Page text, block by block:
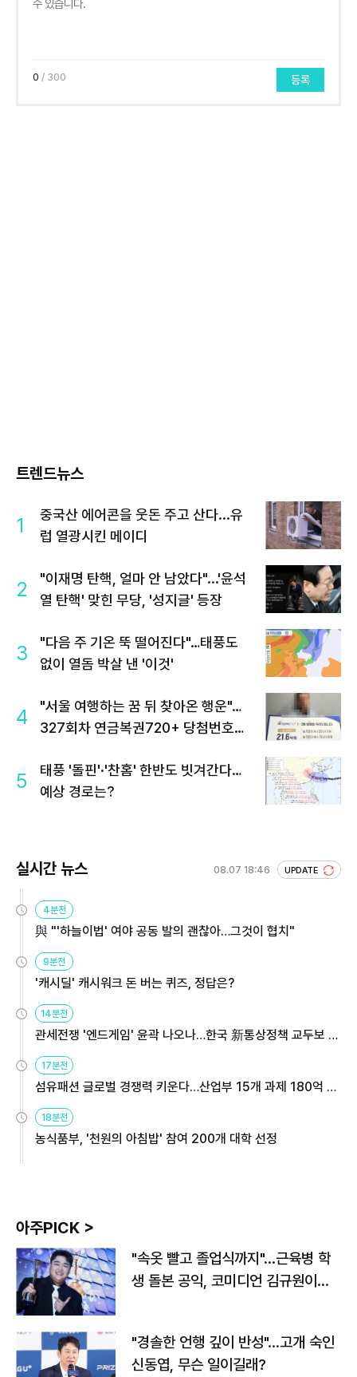
0 / 300 등록
트렌드뉴스
1
중국산 에어콘을 웃돈 주고 산다...유
럽 열광시킨 메이디
2
"이재명 탄핵, 얼마 안 남았다"...'윤석
열 탄핵' 맞힌 무당, '성지글' 등장
3
"다음 주 기온 뚝 떨어진다"…태풍도
없이 열돔 박살 낸 '이것'
4
"서울 여행하는 꿈 뒤 찾아온 행운"…
327회차 연금복권720+ 당첨번호조
5
태풍 '돌핀'·'찬홈' 한반도 빗겨간다…
예상 경로는?
실시간 뉴스 08.07 18:46 UPDATE
4분전
與 "'하늘이법' 여야 공동 발의 괜찮아…그것이 협치"
9분전
'캐시딜' 캐시워크 돈 버는 퀴즈, 정답은?
14분전
관세전쟁 '엔드게임' 윤곽 나오나…한국 新통상정책 교두보 활
용해야
17분전
섬유패션 글로벌 경쟁력 키운다…산업부 15개 과제 180억 지
원
18분전
농식품부, '천원의 아침밥' 참여 200개 대학 선정
아주PICK >
"속옷 빨고 졸업식까지"…근육병 학
생 돌본 공익, 코미디언 김규원이었
"경솔한 언행 깊이 반성"…고개 숙인
신동엽, 무슨 일이길래?